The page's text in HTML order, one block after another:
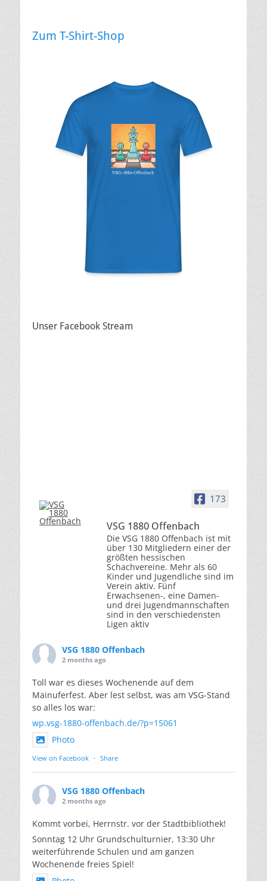
Zum T-Shirt-Shop
Unser Facebook Stream
173
VSG 1880 Offenbach
Die VSG 1880 Offenbach ist mit
über 130 Mitgliedern einer der
größten hessischen
Schachvereine. Mehr als 60
Kinder und Jugendliche sind im
Verein aktiv. Fünf
Erwachsenen-, eine Damen-
und drei Jugendmannschaften
sind in den verschiedensten
Ligen aktiv
VSG 1880 Offenbach
2 months ago
Toll war es dieses Wochenende auf dem
Mainuferfest. Aber lest selbst, was am VSG-Stand
so alles los war:
wp.vsg-1880-offenbach.de/?p=15061
Photo
View on Facebook · Share
VSG 1880 Offenbach
2 months ago
Kommt vorbei, Herrnstr. vor der Stadtbibliothek!
Sonntag 12 Uhr Grundschulturnier, 13:30 Uhr
weiterführende Schulen und am ganzen
Wochenende freies Spiel!